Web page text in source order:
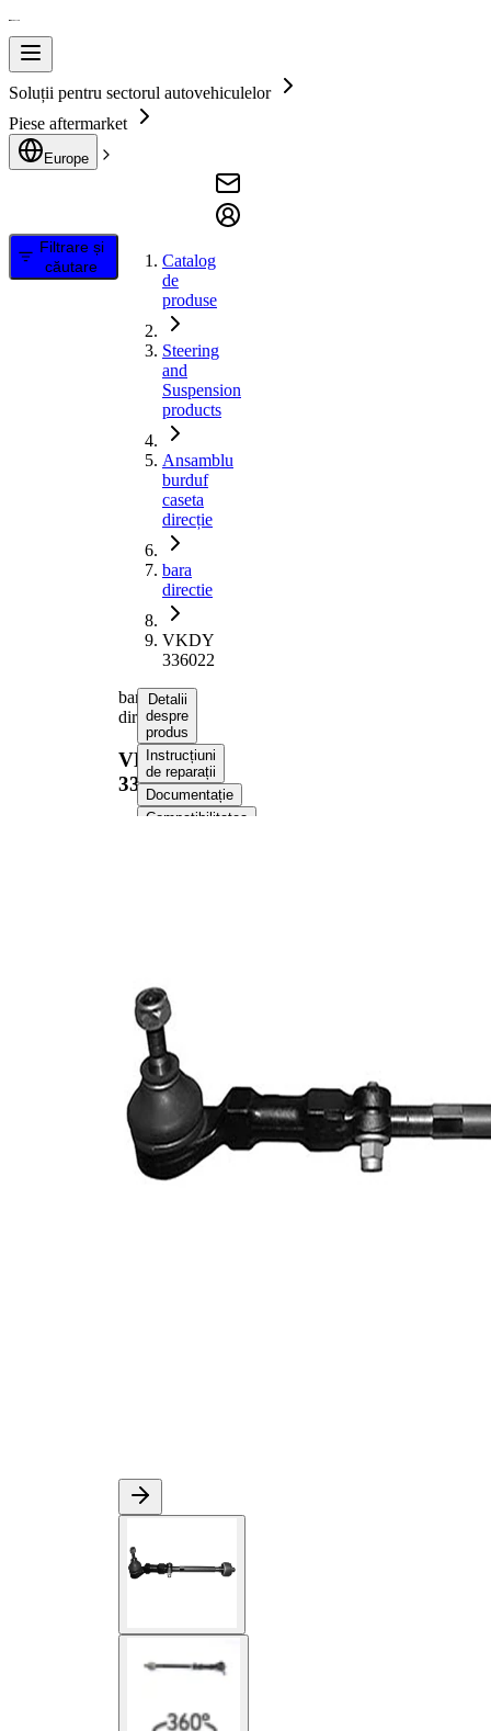
Soluții pentru sectorul autovehiculelor
Piese aftermarket
Europe
Filtrare și
căutare
Catalog
de
produse
Steering
and
Suspension
products
Ansamblu
burduf
caseta
direcție
bara
directie
VKDY
336022
bara
directie
VKDY
336022
Detalii
despre
produs
Instrucțiuni
de reparații
Documentație
Compatibilitatea
Filet exterior
Articol
extins/Informatii
de extindere
sintetică
Numar articol
par
VKDY
336023